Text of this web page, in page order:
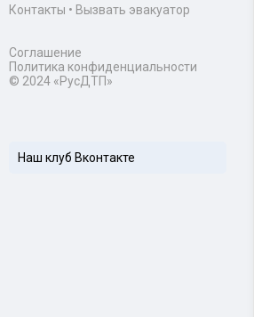
Контакты • Вызвать эвакуатор
Соглашение
Политика конфиденциальности
© 2024 «РусДТП»
Наш клуб Вконтакте